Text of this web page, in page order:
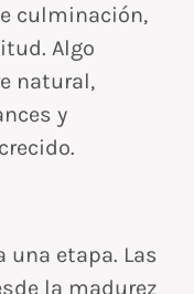
culminación,
Algo
natural,
y
una etapa. Las
la madurez